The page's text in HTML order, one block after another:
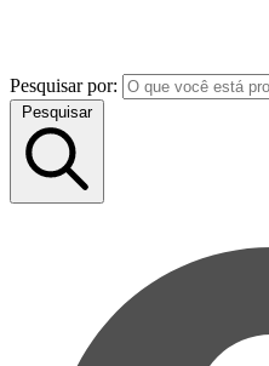
Pesquisar por:
Pesquisar